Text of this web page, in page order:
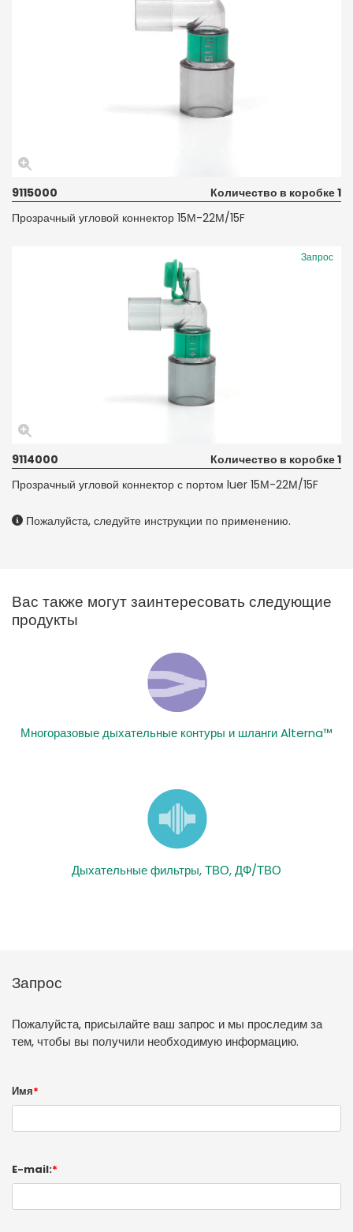
9115000
Количество в коробке 1
Прозрачный угловой коннектор 15М-22М/15F
Запрос
9114000
Количество в коробке 1
Прозрачный угловой коннектор с портом luer 15М-22М/15F
Пожалуйста, следуйте инструкции по применению.
Вас также могут заинтересовать следующие
продукты
Многоразовые дыхательные контуры и шланги Alterna™
Дыхательные фильтры, ТВО, ДФ/ТВО
Запрос
Пожалуйста, присылайте ваш запрос и мы проследим за
тем, чтобы вы получили необходимую информацию.
Имя*
E-mail:*